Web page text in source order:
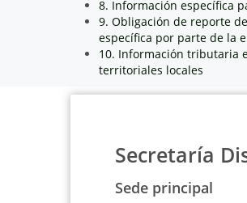
8. Información específica
9. Obligación de reporte
específica por parte de la
10. Información tributaria
territoriales locales
Secretaría
Sede principal